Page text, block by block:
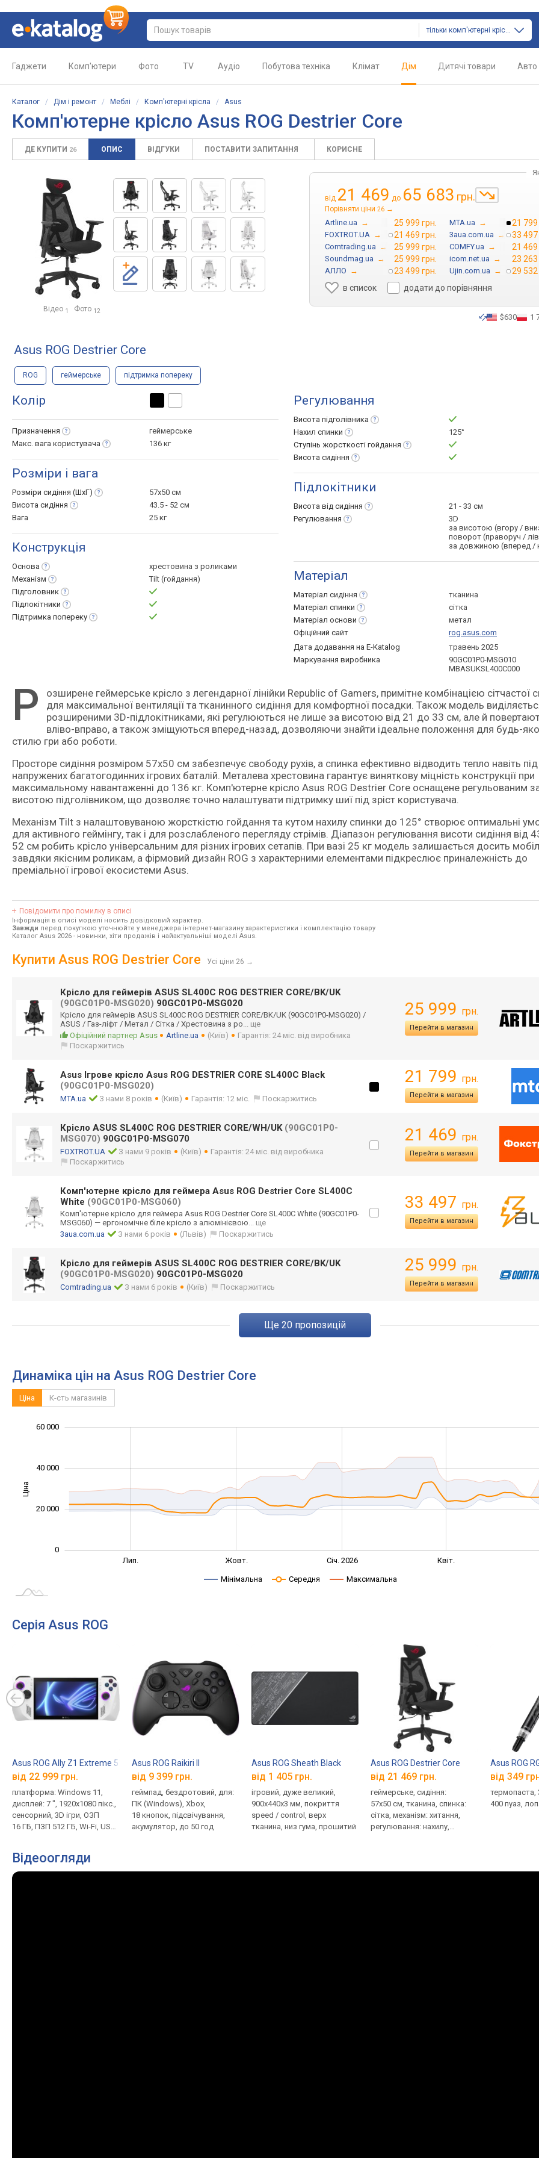
тільки комп'ютерні крісла
Гаджети Комп'ютери Фото TV Аудіо Побутова техніка Клімат Дім Дитячі товари Авто
Каталог / Дім і ремонт / Меблі / Комп'ютерні крісла / Asus
Комп'ютерне крісло Asus ROG Destrier Core
ДЕ КУПИТИ 26 ОПИС ВІДГУКИ ПОСТАВИТИ ЗАПИТАННЯ КОРИСНЕ
Відео 1 Фото 12
від 21 469 до 65 683 грн.
Порівняти ціни 26 →
Artline.ua → 25 999 грн. MTA.ua → 21 799
FOXTROT.UA → 21 469 грн. 3aua.com.ua → 33 497
Comtrading.ua → 25 999 грн. COMFY.ua → 21 469
Soundmag.ua → 25 999 грн. icom.net.ua → 23 263
АЛЛО → 23 499 грн. Ujin.com.ua →
29 532
в список
додати до порівняння
$630 1
Asus ROG Destrier Core
ROG геймерське підтримка попереку
Колір
Призначення
геймерське
Макс. вага користувача 136 кг
Розміри і вага
Розміри сидіння (ШхГ)
57x50 см
Висота сидіння
43.5 - 52 см
Вага
25 кг
Конструкція
Основа
хрестовина з роликами
Механізм
Tilt (гойдання)
Підголовник
Підлокітники
Підтримка попереку
Регулювання
Висота підголівника
Нахил спинки
125°
Ступінь жорсткості гойдання
Висота сидіння
Підлокітники
Висота від сидіння
21 - 33 см
Регулювання
3D
за висотою (вгору /
поворот (праворуч /
за довжиною (вперед /
Матеріал
Матеріал сидіння
тканина
Матеріал спинки
сітка
Матеріал основи
метал
Офіційний сайт
rog.asus.com
Дата додавання на E-Katalog
травень 2025
Маркування виробника
90GC01P0-MSG010
MBASUKSL400C000
Р
озширене геймерське крісло з легендарної лінійки Republic of Gamers, примітне комбінацією сітчастої спинки
для максимальної вентиляції та тканинного сидіння для комфортної посадки. Також модель
розширеними 3D-підлокітниками, які регулюються не лише за висотою від 21 до 33 см, але й
вліво-вправо, а також зміщуються вперед-назад, дозволяючи знайти ідеальне положення для будь-
стилю гри або роботи.
Просторе сидіння розміром 57x50 см забезпечує свободу рухів, а спинка ефективно відводить тепло навіть
напружених багатогодинних ігрових баталій. Металева хрестовина гарантує виняткову міцність конструкції при
максимальному навантаженні до 136 кг. Комп'ютерне крісло Asus ROG Destrier Core оснащене регульованим
висотою підголівником, що дозволяє точно налаштувати підтримку шиї під зріст користувача.
Механізм Tilt з налаштовуваною жорсткістю гойдання та кутом нахилу спинки до 125° створює оптимальні
для активного геймінгу, так і для розслабленого перегляду стрімів. Діапазон регулювання висоти сидіння від
52 см робить крісло універсальним для різних ігрових сетапів. При вазі 25 кг модель залишається досить
завдяки якісним роликам, а фірмовий дизайн ROG з характерними елементами підкреслює приналежність до
преміальної ігрової екосистеми Asus.
Повідомити про помилку в описі
Інформація в описі моделі носить довідковий характер.
Завжди перед покупкою уточнюйте у менеджера інтернет-магазину характеристики і комплектацію товару
Каталог Asus 2026 - новинки, хіти продажів і найактуальніші моделі Asus.
Купити Asus ROG Destrier Core Усі ціни 26 →
Крісло для геймерів ASUS SL400C ROG DESTRIER CORE/BK/UK
(90GC01P0-MSG020) 90GC01P0-MSG020
Крісло для геймерів ASUS SL400C ROG DESTRIER CORE/BK/UK (90GC01P0-MSG020) /
ASUS / Газ-ліфт / Метал / Сітка / Хрестовина з ро... ще
Офіційний партнер Asus
Artline.ua (Київ)
Гарантія: 24 міс. від виробника
Поскаржитись
25 999 грн.
Перейти в магазин
Asus Ігрове крісло Asus ROG DESTRIER CORE SL400C Black
(90GC01P0-MSG020)
MTA.ua З нами 8 років (Київ) Гарантія: 12 міс. Поскаржитись
21 799 грн.
Перейти в магазин
Крісло ASUS SL400C ROG DESTRIER CORE/WH/UK (90GC01P0-
MSG070) 90GC01P0-MSG070
FOXTROT.UA З нами 9 років (Київ)
Гарантія: 24 міс. від виробника
Поскаржитись
21 469 грн.
Перейти в магазин
Комп'ютерне крісло для геймера Asus ROG Destrier Core SL400C
White (90GC01P0-MSG060)
Комп'ютерне крісло для геймера Asus ROG Destrier Core SL400C White (90GC01P0-
MSG060) — ергономічне біле крісло з алюмінієвою... ще
3aua.com.ua
З нами 6 років (Львів) Поскаржитись
33 497 грн.
Перейти в магазин
Крісло для геймерів ASUS SL400C ROG DESTRIER CORE/BK/UK
(90GC01P0-MSG020) 90GC01P0-MSG020
Comtrading.ua З нами 6 років (Київ) Поскаржитись
25 999 грн.
Перейти в магазин
ще 20 пропозицій
Динаміка цін на Asus ROG Destrier Core
Ціна К-сть магазинів
Ціна
0
20 000
40 000
60 000
Лип. Жовт. Січ. 2026 Квіт.
Мінімальна Середня Максимальна
Серія Asus ROG
Asus ROG Ally Z1 Extreme 512GB
від 22 999 грн.
платформа: Windows 11,
дисплей: 7 ", 1920x1080 пікс.,
сенсорний, 3D ігри, ОЗП
16 ГБ, ПЗП 512 ГБ, Wi-Fi, USB-
Asus ROG Raikiri II
від 9 399 грн.
геймпад, бездротовий, для:
ПК (Windows), Xbox,
18 кнопок, підсвічування,
акумулятор, до 50 год
Asus ROG Sheath Black
від 1 405 грн.
ігровий, дуже великий,
900x440x3 мм, покриття
speed / control, верх
тканина, низ гумa, прошитий
Asus ROG Destrier Core
від 21 469 грн.
геймерське, сидіння:
57x50 см, тканина, спинка:
сітка, механізм: хитання,
регулювання: нахилу,
Asus ROG
від 349
термопаста,
400 пуаз,
Відеоогляди